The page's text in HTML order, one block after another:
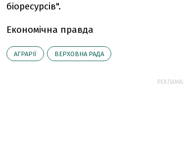
біоресурсів".
Економічна правда
АГРАРІЇ ВЕРХОВНА РАДА
РЕКЛАМА: